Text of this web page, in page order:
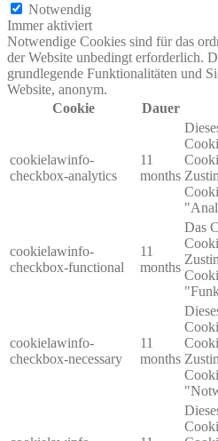
Notwendig
Immer aktiviert
Notwendige Cookies sind für das
der Website unbedingt erforderlich.
grundlegende Funktionalitäten und
Website, anonym.
Cookie
Dauer
cookielawinfo-
checkbox-analytics
11
months
cookielawinfo-
checkbox-functional
11
months
Das
cookielawinfo-
checkbox-necessary
11
months